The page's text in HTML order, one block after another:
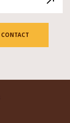
CONTACT